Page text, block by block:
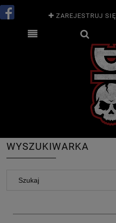
ZAREJESTRUJ SIĘ
WYSZUKIWARKA